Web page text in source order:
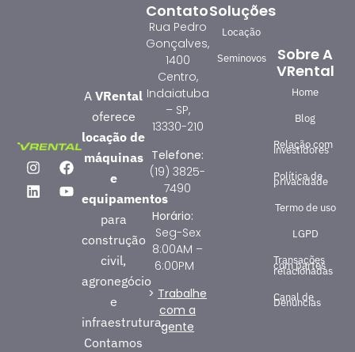
Sobre A
VRental
Home
Blog
Relação com
investidores
Política de
privacidade
Termo de uso
LGPD
Transações
com partes
relacionadas
Canal de
Denúncias
Soluções
Locação
Seminovos
Contato
Rua Pedro
Gonçalves,
1400
Centro,
Indaiatuba
– SP,
13330-210
Telefone:
(19) 3825-
7490
Horário:
Seg-Sex
8:00AM –
6:00PM
> Trabalhe
com a
gente
AVRental
oferece
locação de
máquinas
e
equipamentos
para
construção
civil,
agronegócio
e
infraestrutura.
Contamos